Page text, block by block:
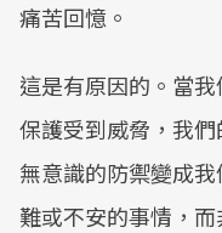
痛苦回憶。
這是有原因的。當
保護受到威脅，我
無意識的防禦變成
難或不安的事情，